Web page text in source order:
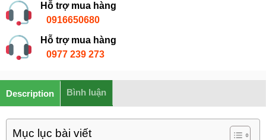
Hỗ trợ mua hàng
0916650680
Hỗ trợ mua hàng
0977 239 273
Description Bình luận
Mục lục bài viết